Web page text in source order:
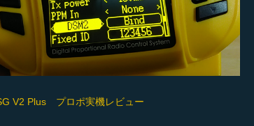
V2 Plus プロポ実機レビュー